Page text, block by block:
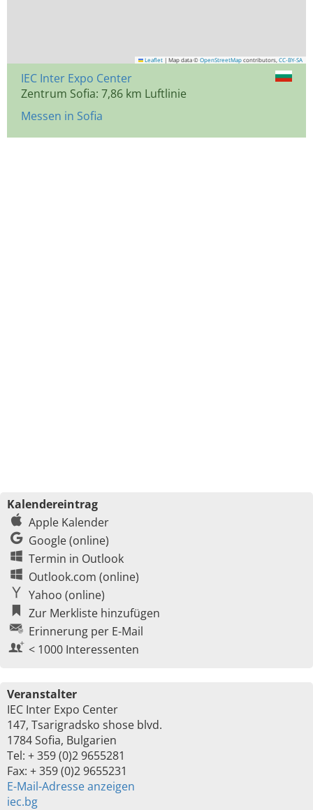
Leaflet | Map data © OpenStreetMap contributors, CC-BY-SA
IEC Inter Expo Center
Zentrum Sofia: 7,86 km Luftlinie
Messen in Sofia
Kalendereintrag
Apple Kalender
Google (online)
Termin in Outlook
Outlook.com (online)
Yahoo (online)
Zur Merkliste hinzufügen
Erinnerung per E-Mail
< 1000 Interessenten
Veranstalter
IEC Inter Expo Center
147, Tsarigradsko shose blvd.
1784 Sofia, Bulgarien
Tel: + 359 (0)2 9655281
Fax: + 359 (0)2 9655231
E-Mail-Adresse anzeigen
iec.bg